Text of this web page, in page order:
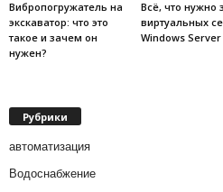
Вибропогружатель на
экскаватор: что это
такое и зачем он
нужен?
Всё, что нужно
виртуальных
Windows Server
Рубрики
автоматизация
Водоснабжение